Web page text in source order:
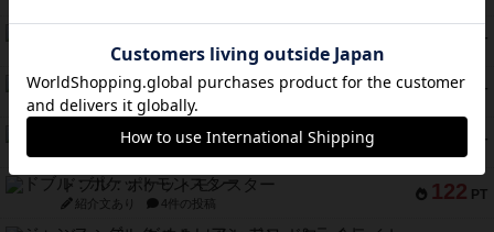
PT
紹介文あり 1件の投稿
152 PT
クルティボ
紹介文なし 1件の投稿
PT
ブラヴェスト
122 PT
ドブル：ポケットモンスター
紹介文あり 4件の投稿